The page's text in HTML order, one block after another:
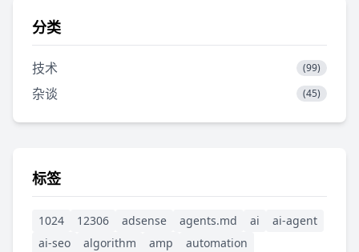
分类
技术 (99)
杂谈 (45)
标签
1024 12306 adsense agents.md ai
ai-agent
ai-seo
algorithm amp
automation